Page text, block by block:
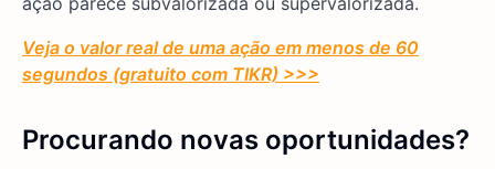
Veja o valor real de uma ação em menos de 60
segundos (gratuito com TIKR) >>>
Procurando novas oportunidades?